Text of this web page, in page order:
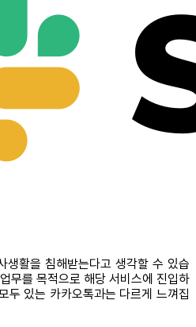
생활을 침해받는다고 생각할 수 있습
무를 목적으로 해당 서비스에 진입하
두 있는 카카오톡과는 다르게 느껴집